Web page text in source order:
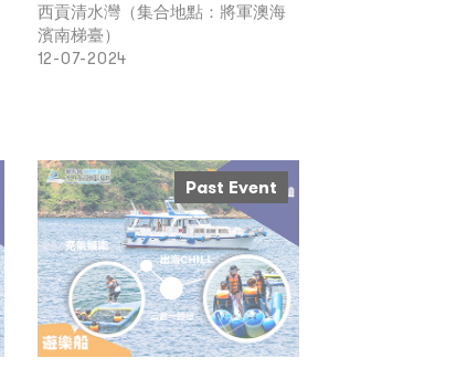
西貢清水灣（集合地點：將軍澳海
濱南梯臺）
12-07-2024
Past Event